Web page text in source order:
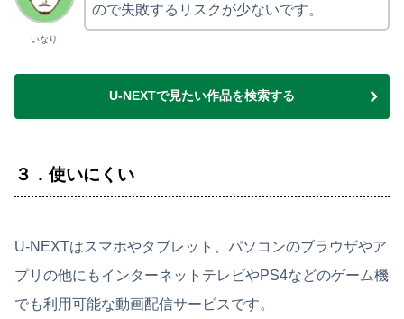
いなり
ので失敗するリスクが少ないです。
U-NEXTで見たい作品を検索する
３．使いにくい
U-NEXTはスマホやタブレット、パソコンのブラウザやア
プリの他にもインターネットテレビやPS4などのゲーム機
でも利用可能な動画配信サービスです。